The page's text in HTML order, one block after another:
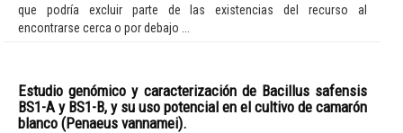
que podría excluir parte de las existencias del recurso al
encontrarse cerca o por debajo ...
Estudio genómico y caracterización de Bacillus safensis
BS1-A y BS1-B, y su uso potencial en el cultivo de camarón
blanco (Penaeus vannamei).